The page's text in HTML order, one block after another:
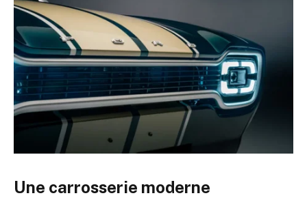
Une carrosserie moderne